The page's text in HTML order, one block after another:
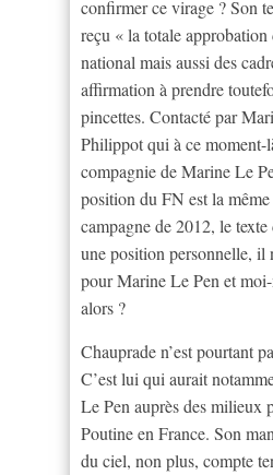
confirmer ce virage ? Son
reçu « la totale
national mais aussi des
affirmation à prendre
pincettes. Contacté par
Philippot qui à ce moment-
compagnie de Marine Le
position du FN est la
campagne de 2012, le
une position personnelle, il
pour Marine Le Pen et
alors ?
Chauprade n’est pourtant
C’est lui qui aurait
Le Pen auprès des milieux
Poutine en France. Son
du ciel, non plus, compte